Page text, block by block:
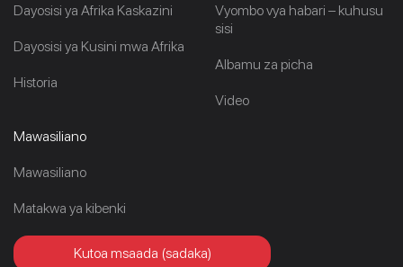
Dayosisi ya Afrika Kaskazini
Dayosisi ya Kusini mwa Afrika
Historia
Vyombo vya habari – kuhusu
sisi
Albamu za picha
Video
Mawasiliano
Mawasiliano
Matakwa ya kibenki
Kutoa msaada (sadaka)